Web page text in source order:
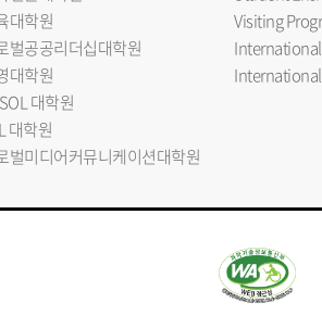
대학원
벌공공리더십대학원
대학원
대학원
대학원
벌미디어커뮤니케이션대학원
Visiting